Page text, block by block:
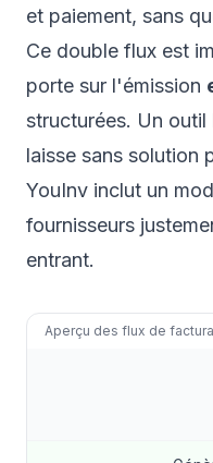
et paiement, sans
Ce double flux est
porte sur l'émission
structurées. Un
laisse sans solution
YouInv inclut un
fournisseurs
entrant.
Aperçu des flux de